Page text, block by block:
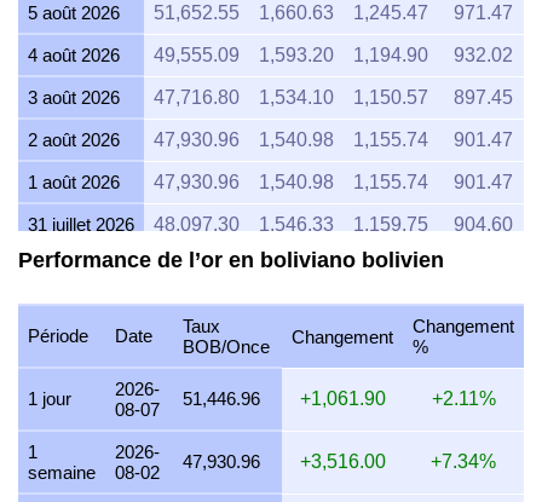
5 août 2026 51,652.55 1,660.63 1,245.47 971.47
4 août 2026 49,555.09 1,593.20 1,194.90 932.02
3 août 2026 47,716.80 1,534.10 1,150.57 897.45
2 août 2026 47,930.96 1,540.98 1,155.74 901.47
1 août 2026 47,930.96 1,540.98 1,155.74 901.47
31 juillet 2026 48,097.30 1,546.33 1,159.75 904.60
30 juillet 2026 46,324.25 1,489.32 1,116.99
29 juillet 2026 46,043.71 1,480.31 1,110.23 865.98
45,944.24 1,477.11 1,107.83
27 juillet 2026 45,944.36 1,477.11 1,107.83 864.11
26 juillet 2026 44,973.98 1,445.91
25 juillet 2026 44,973.98
Performance de l’or en boliviano bolivien
Période Date
Taux
BOB/Once
Changement
Changement
%
1 jour
2026-
08-07
51,446.96 +1,061.90 +2.11%
1
semaine
2026-
08-02
47,930.96 +3,516.00 +7.34%